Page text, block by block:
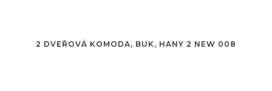
2 DVEŘOVÁ KOMODA, BUK, HANY 2 NEW 008